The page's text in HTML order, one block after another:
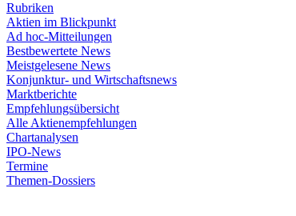
Rubriken
Aktien im Blickpunkt
Ad hoc-Mitteilungen
Bestbewertete News
Meistgelesene News
Konjunktur- und Wirtschaftsnews
Marktberichte
Empfehlungsübersicht
Alle Aktienempfehlungen
Chartanalysen
IPO-News
Termine
Themen-Dossiers